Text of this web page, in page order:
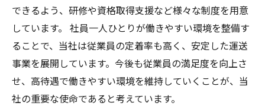
できるよう、研修や資格取得支援など様々な制度を用意
しています。 社員一人ひとりが働きやすい環境を整備す
ることで、当社は従業員の定着率も高く、安定した運送
事業を展開しています。今後も従業員の満足度を向上さ
せ、高待遇で働きやすい環境を維持していくことが、当
社の重要な使命であると考えています。